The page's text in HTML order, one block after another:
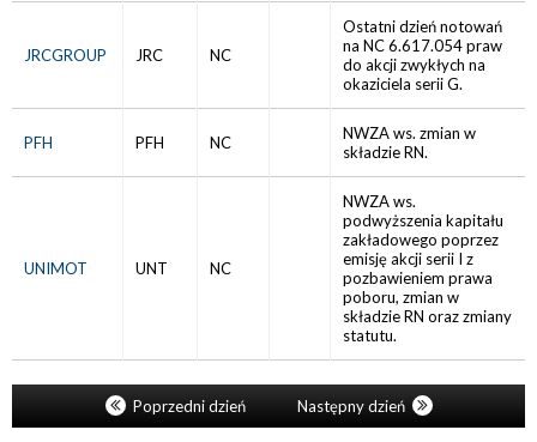
JRCGROUP JRC NC
Ostatni dzień notowań
na NC 6.617.054 praw
do akcji zwykłych na
okaziciela serii G.
PFH PFH NC
NWZA ws. zmian w
składzie RN.
UNIMOT UNT NC
NWZA ws.
podwyższenia kapitału
zakładowego poprzez
emisję akcji serii I z
pozbawieniem prawa
poboru, zmian w
składzie RN oraz zmiany
statutu.
Poprzedni dzień Następny dzień